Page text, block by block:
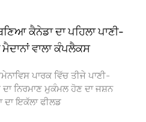
ਕੈਨੇਡਾ ਦਾ ਪਹਿਲਾ ਪਾਣੀ-
ਵਾਲਾ ਕੰਪਲੈਕਸ
ਪਾਰਕ ਵਿੱਚ ਤੀਜੇ ਪਾਣੀ-
ਨਿਰਮਾਣ ਮੁਕੰਮਲ ਹੋਣ ਦਾ ਜਸ਼ਨ
ਇਕੱਲਾ ਫੀਲਡ